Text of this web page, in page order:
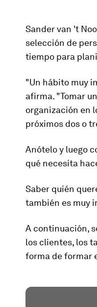
Sander van 't
selección de
tiempo para
"Un hábito muy
afirma. "Tomar
organización en
próximos dos o
Anótelo y luego
qué necesita
Saber quién
también es muy
A continuación,
los clientes, los
forma de formar